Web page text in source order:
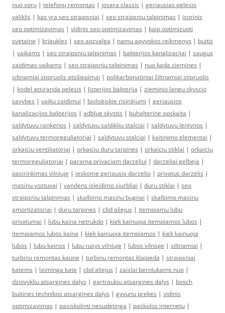
nuo vorų | telefonų remontas | josera classic | geriausias pelesio
valiklis | kas yra seo straipsniai | seo straipsniu talpinimas | isorinis
seo optimizavimas | vidinis seo optimizavimas | kaip optimizuoti
svetaine | kriaukles | seo apzvalga | namu apyvokos reikmenys | buitis
| vaikams | seo straipsniu talpinimas | bakterijos kanalizacijai | saugus
zaidimas vaikams | seo straipsniu talpinimas | nuo kada ziemines |
siltnamiai stipruolis atsiliepimai | polikarbonatiniai šiltnamiai stipruolis
| kodel atsiranda pelesis | listerijos bakterija | zieminio langu skyscio
savybes | vaiku zaidimui | bioloģiskie risinājumi | geriausios
kanalizacijos bakterijos | adblue skystis | buhalterine apskaita |
saldytuvu rankenos | saldytuvu saldikliu stalciai | saldytuvu lentynos |
saldytuvu termoreguliatoriai | saldytuvu stalciai | kaitinimo elementai |
orkaiciu ventiliatoriai | orkaiciu duru tarpines | orkaiciu stiklai | orkaiciu
termoreguliatoriai | parama privaciam darzeliui | darzeliai gelbeja |
pasirinkimas vilniuje | ieskome geriausio darzelio | privatus darzelis |
masinu voztuvai | vandens isleidimo siurbliai | duru stiklai | seo
straipsniu talpinimas | skalbimo masinu bugnai | skalbimo masinu
amortizatoriai | duru tarpines | cbd aliejus | itempiamu lubu
privalumai | lubu kaina netrukdo | kiek kainuoja itempiamos lubos |
itempiamos lubos kaina | kiek kainuoja itempiamos | kiek kainuoja
lubos | lubu kainos | lubu rusys vilniuje | lubos vilniuje | siltnamiai |
turbinu remontas kaune | turbinu remontas klaipeda | straipsniai
katems | laiminga kate | cbd aliejus | zaislai berniukams nuo |
dziovykliu atsargines dalys | gartraukiu atsargines dalys | bosch
buitines technikos atsargines dalys | gyvunu prekes | vidinis
optimizavimas | pasiskolinti nesudėtinga | paskolos internetu |